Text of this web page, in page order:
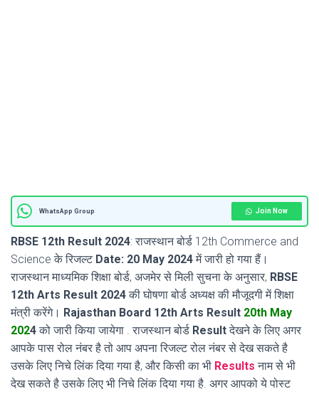
WhatsApp Group Join Now
RBSE 12th Result 2024: राजस्थान बोर्ड 12th Commerce and
Science के रिजल्ट Date: 20 May 2024में जारी हो गया हैं।
राजस्थान माध्यमिक शिक्षा बोर्ड, अजमेर से मिली सुचना के अनुसार, RBSE
12th Arts Result 2024की घोषणा बोर्ड अध्यक्ष की मौजूदगी में शिक्षा
मंत्री करेंगे। Rajasthan Board 12th Arts Result 20th May
2024को जारी किया जायेगा . राजस्थान बोर्ड Resultदेखने के लिए अगर
आपके पास रोल नंबर है तो आप अपना रिजल्ट रोल नंबर से देख सकते है
उसके लिए निचे लिंक दिया गया है, और किसी का भी Results नाम से भी
देख सकते है उसके लिए भी निचे लिंक दिया गया है. अगर आपको ये पोस्ट